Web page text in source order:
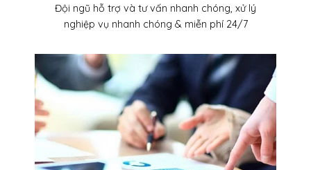
Đội ngũ hỗ trợ và tư vấn nhanh chóng, xử lý
nghiệp vụ nhanh chóng & miễn phí 24/7